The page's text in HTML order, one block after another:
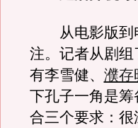
从电影版到电
注。记者从剧组
有李雪健、 濮存
下孔子一角是
合三个要求：